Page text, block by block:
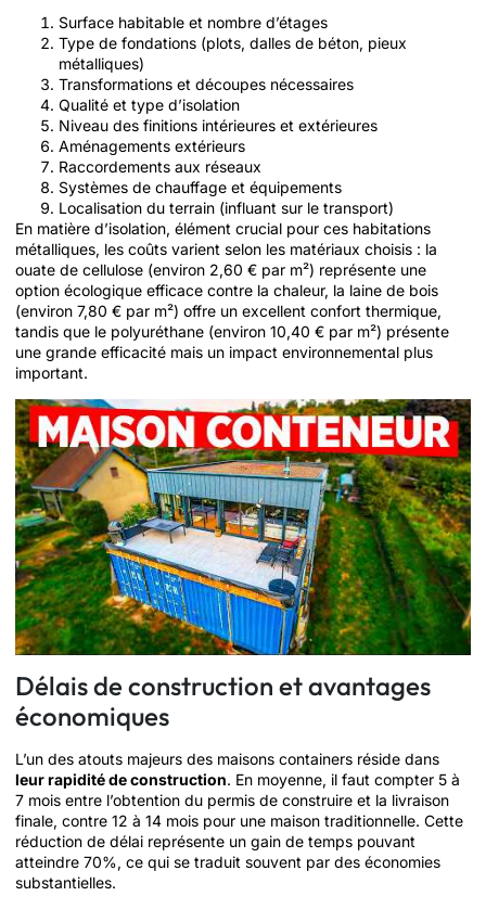
Surface habitable et nombre d’étages
Type de fondations (plots, dalles de béton, pieux
métalliques)
Transformations et découpes nécessaires
Qualité et type d’isolation
Niveau des finitions intérieures et extérieures
Aménagements extérieurs
Raccordements aux réseaux
Systèmes de chauffage et équipements
Localisation du terrain (influant sur le transport)
En matière d’isolation, élément crucial pour ces habitations
métalliques, les coûts varient selon les matériaux choisis : la
ouate de cellulose (environ 2,60 € par m²) représente une
option écologique efficace contre la chaleur, la laine de bois
(environ 7,80 € par m²) offre un excellent confort thermique,
tandis que le polyuréthane (environ 10,40 € par m²) présente
une grande efficacité mais un impact environnemental plus
important.
Délais de construction et avantages
économiques
L’un des atouts majeurs des maisons containers réside dans
leur rapidité de construction. En moyenne, il faut compter 5 à
7 mois entre l’obtention du permis de construire et la livraison
finale, contre 12 à 14 mois pour une maison traditionnelle. Cette
réduction de délai représente un gain de temps pouvant
atteindre 70%, ce qui se traduit souvent par des économies
substantielles.